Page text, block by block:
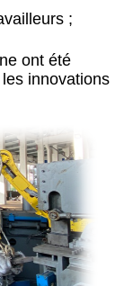
;
ont été
innovations